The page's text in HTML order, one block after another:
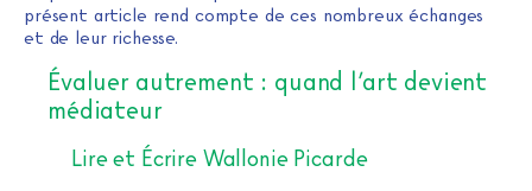
présent article rend compte de ces nombreux échanges
et de leur richesse.
Évaluer autrement : quand l’art devient
médiateur
Lire et Écrire Wallonie Picarde